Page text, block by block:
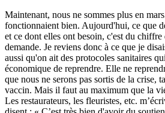
Maintenant, nous ne sommes plus en
fonctionnaient bien. Aujourd'hui, ce que
et ce dont elles ont besoin, c'est du chiffre
demande. Je reviens donc à ce que je
aussi qu'on ait des protocoles sanitaires
économique de reprendre. Elle ne
que nous ne serons pas sortis de la crise,
vaccin. Mais il faut au maximum que la
Les restaurateurs, les fleuristes, etc.